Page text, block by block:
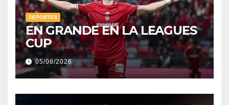
DEPORTES
EN GRANDE EN LA LEAGUES
CUP
05/08/2026